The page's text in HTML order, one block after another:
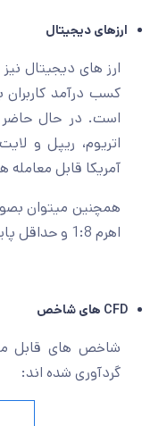
ارزهای دیجیتال
ارز های دیجیتال
کسب درآمد کاربران
است. در حال حاضر
اتریوم، ریپل و
آمریکا قابل معامله
اهرم 1:8 و حداقل پایین حجم معامله بهره مند شوید.
CFD های شاخص
گردآوری شده اند: